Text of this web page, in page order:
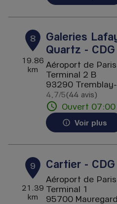
8
19.86
km
Galeries
Quartz -
Aéroport de
Terminal 2 B
93290
4,7/5 Note de 4.7 sur 5
(44 avis)
Ouvert
Voir plus
9
21.39
km
Cartier -
Aéroport de
Terminal 1
95700 Mauregard